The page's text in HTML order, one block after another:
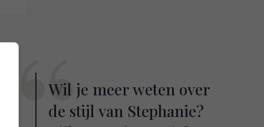
Wil je meer weten over
de stijl van Stephanie?